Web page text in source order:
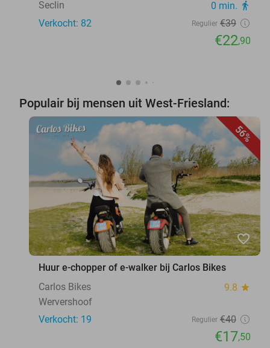
Seclin 0 min. directions_walk
Verkocht: 82 Regulier €39
€22,90
Populair bij mensen uit West-Friesland:
56%
favorite_border
Huur e-chopper of e-walker bij Carlos Bikes
Carlos Bikes
9.8 star
Wervershoof
Verkocht: 19
Regulier €40
€17,50